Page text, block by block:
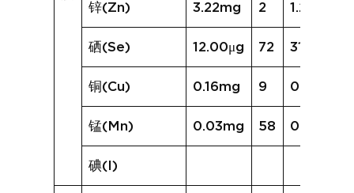
锌(Zn) 3.22mg 2 1.20mg
硒(Se) 12.00μg 72 31.24μg
铜(Cu) 0.16mg 9 0.08mg
锰(Mn) 0.03mg 58 0.19mg
碘(I)